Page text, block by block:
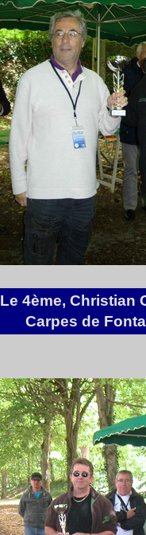
Le 4ème, Christian
Carpes de